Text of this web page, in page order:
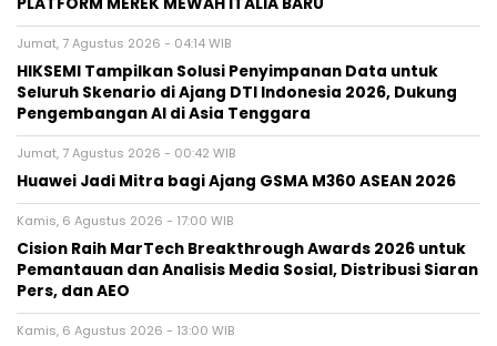
Jumat, 7 Agustus 2026 - 04:14 WIB
HIKSEMI Tampilkan Solusi Penyimpanan Data untuk
Seluruh Skenario di Ajang DTI Indonesia 2026, Dukung
Pengembangan AI di Asia Tenggara
Jumat, 7 Agustus 2026 - 00:42 WIB
Huawei Jadi Mitra bagi Ajang GSMA M360 ASEAN 2026
Kamis, 6 Agustus 2026 - 17:00 WIB
Cision Raih MarTech Breakthrough Awards 2026 untuk
Pemantauan dan Analisis Media Sosial, Distribusi Siaran
Pers, dan AEO
Kamis, 6 Agustus 2026 - 13:00 WIB